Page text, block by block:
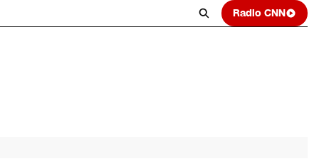
Radio CNN